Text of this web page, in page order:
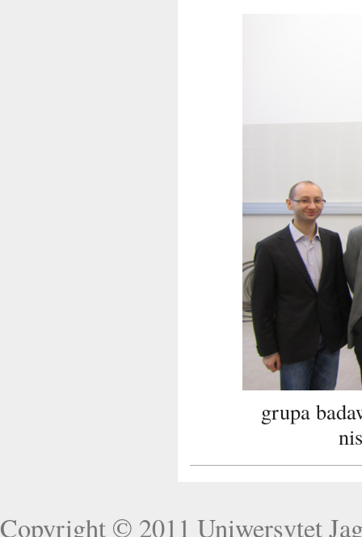
grupa
Copyright © 2011 Uniwersytet